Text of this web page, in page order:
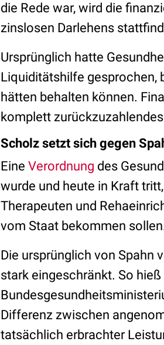
die Rede war, wird die
zinslosen Darlehens
Ursprünglich hatte
Liquiditätshilfe gesprochen,
hätten behalten können.
komplett
Scholz setzt sich gegen
Eine Verordnung des
wurde und heute in Kraft
Therapeuten und
vom Staat bekommen
Die ursprünglich von Spahn
stark eingeschränkt. So
Differenz zwischen
tatsächlich erbrachter